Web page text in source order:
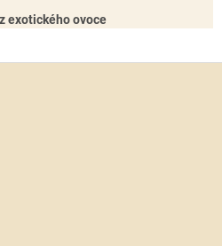
exotického ovoce